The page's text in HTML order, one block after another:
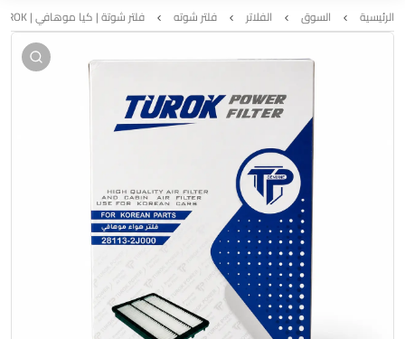
الرئيسية السوق الفلاتر فلتر شوته فلتر شوتة | كيا موهافي | TUROK